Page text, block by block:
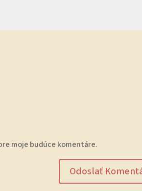
moje budúce komentáre.